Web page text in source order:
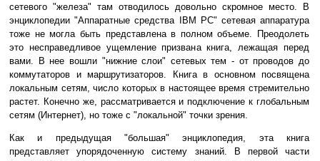
сетевого "железа" там отводилось довольно скромное место. В
энциклопедии "Аппаратные средства IBM PC" сетевая аппаратура
тоже не могла быть представлена в полном объеме. Преодолеть
это несправедливое ущемление призвана книга, лежащая перед
вами. В нее вошли "нижние слои" сетевых тем - от проводов до
коммутаторов и маршрутизаторов. Книга в основном посвящена
локальным сетям, число которых в настоящее время стремительно
растет. Конечно же, рассматривается и подключение к глобальным
сетям (Интернет), но тоже с "локальной" точки зрения.
Как и предыдущая "большая" энциклопедия, эта книга
представляет упорядоченную систему знаний. В первой части